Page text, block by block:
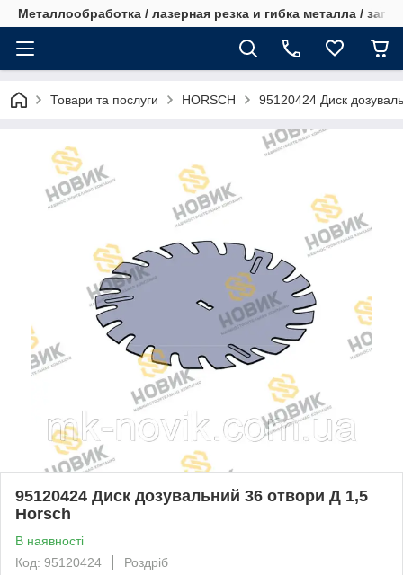
Металлообработка / лазерная резка и гибка металла /
Товари та послуги HORSCH 95120424 Диск
95120424 Диск дозувальний 36 отвори Д 1,5
Horsch
В наявності
Код: 95120424
Роздріб